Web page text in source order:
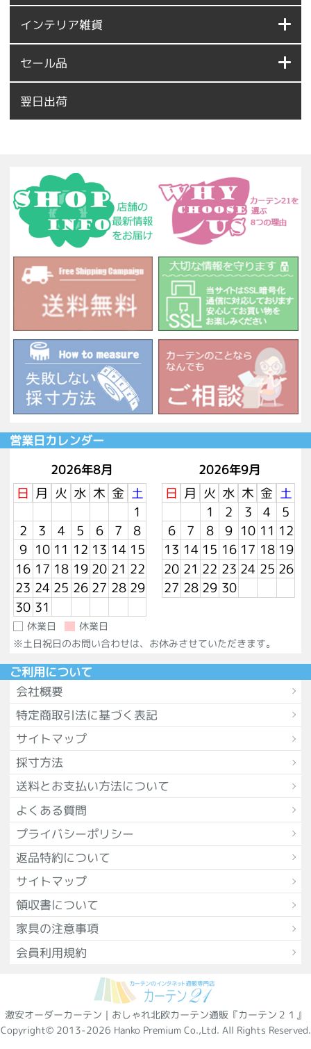
インテリア雑貨
セール品
翌日出荷
営業日カレンダー
2026年8月
日 月 火 水 木 金 土
1
2
3 4 5 6 7
8
9 10 11 12 13 14 15
16 17 18 19 20 21 22
23 24 25 26 27 28 29
30 31
2026年9月
日 月 火 水 木 金 土
1
2 3 4
5
6
7 8 9 10 11 12
13 14 15 16 17 18 19
20 21 22 23 24 25 26
27 28 29 30
休業日
休業日
※土日祝日のお問い合わせは、お休みさせていただきます。
ご利用について
会社概要
特定商取引法に基づく表記
サイトマップ
採寸方法
送料とお支払い方法について
よくある質問
プライバシーポリシー
返品特約について
サイトマップ
領収書について
家具の注意事項
会員利用規約
激安オーダーカーテン｜おしゃれ北欧カーテン通販『カーテン２１』
Copyright© 2013-2026 Hanko Premium Co.,Ltd. All Rights Reserved.